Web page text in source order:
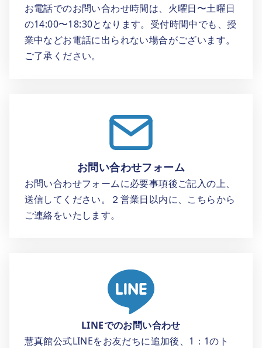
お電話でのお問い合わせ時間は、火曜日〜土曜日
の14:00〜18:30となります。受付時間中でも、授
業中などお電話に出られない場合がございます。
ご了承ください。
お問い合わせフォーム
お問い合わせフォームに必要事項後ご記入の上、
送信してください。２営業日以内に、こちらから
ご連絡をいたします。
LINEでのお問い合わせ
慧真館公式LINEをお友だちに追加後、1：1のト